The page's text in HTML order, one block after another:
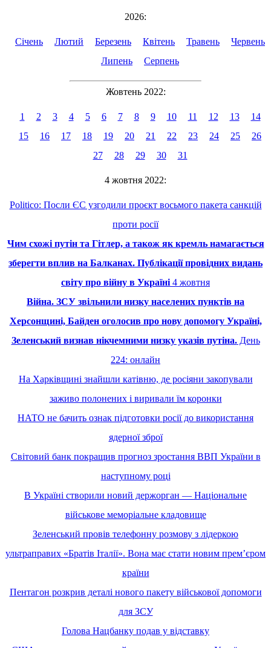
2026:
Січень Лютий Березень Квітень Травень
Червень
Липень
Серпень
Жовтень 2022:
1 2 3 4 5 6 7 8 9 10 11 12 13
14
15
16 17 18 19 20 21 22 23 24 25
26
27
28 29 30 31
4 жовтня 2022:
Politico: Посли ЄС узгодили проєкт восьмого пакета санкцій
проти росії
Чим схожі путін та Гітлер, а також як кремль намагається
зберегти вплив на Балканах. Публікації провідних видань
світу про війну в Україні 4 жовтня
Війна. ЗСУ звільнили низку населених пунктів на
Херсонщині, Байден оголосив про нову допомогу Україні,
Зеленський визнав нікчемними низку указів путіна.День
224: онлайн
На Харківщині знайшли катівню, де росіяни закопували
заживо полонених і виривали їм коронки
НАТО не бачить ознак підготовки росії до використання
ядерної зброї
Світовий банк покращив прогноз зростання ВВП України в
наступному році
В Україні створили новий держорган — Національне
військове меморіальне кладовище
Зеленський провів телефонну розмову з лідеркою
ультраправих «Братів Італії». Вона має стати новим премʼєром
країни
Пентагон розкрив деталі нового пакету військової допомоги
для ЗСУ
Голова Нацбанку подав у відставку